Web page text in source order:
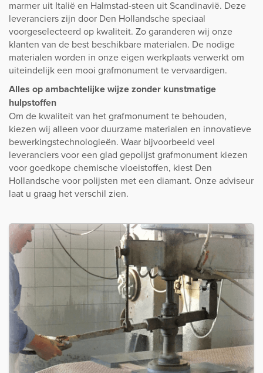
marmer uit Italië en Halmstad-steen uit Scandinavië. Deze
leveranciers zijn door Den Hollandsche speciaal
voorgeselecteerd op kwaliteit. Zo garanderen wij onze
klanten van de best beschikbare materialen. De nodige
materialen worden in onze eigen werkplaats verwerkt om
uiteindelijk een mooi grafmonument te vervaardigen.
Alles op ambachtelijke wijze zonder kunstmatige
hulpstoffen
Om de kwaliteit van het grafmonument te behouden,
kiezen wij alleen voor duurzame materialen en innovatieve
bewerkingstechnologieën. Waar bijvoorbeeld veel
leveranciers voor een glad gepolijst grafmonument kiezen
voor goedkope chemische vloeistoffen, kiest Den
Hollandsche voor polijsten met een diamant. Onze adviseur
laat u graag het verschil zien.